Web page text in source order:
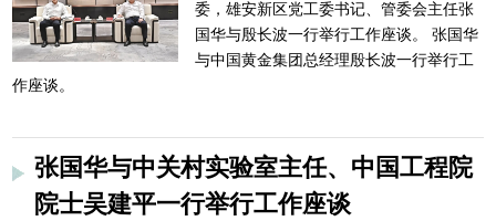
委，雄安新区党工委书记、管委会主任张
国华与殷长波一行举行工作座谈。 张国华
与中国黄金集团总经理殷长波一行举行工
作座谈。
张国华与中关村实验室主任、中国工程院
院士吴建平一行举行工作座谈